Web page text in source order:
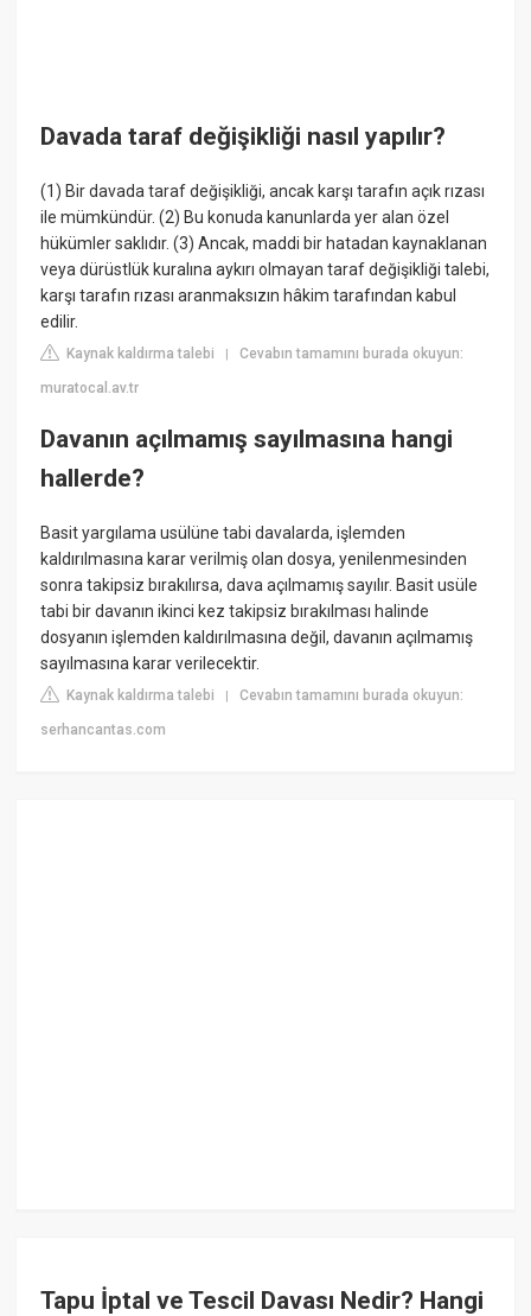
Davada taraf değişikliği nasıl yapılır?
(1) Bir davada taraf değişikliği, ancak karşı tarafın açık rızası
ile mümkündür. (2) Bu konuda kanunlarda yer alan özel
hükümler saklıdır. (3) Ancak, maddi bir hatadan kaynaklanan
veya dürüstlük kuralına aykırı olmayan taraf değişikliği talebi,
karşı tarafın rızası aranmaksızın hâkim tarafından kabul
edilir.
Kaynak kaldırma talebi |Cevabın tamamını burada okuyun:
muratocal.av.tr
Davanın açılmamış sayılmasına hangi
hallerde?
Basit yargılama usülüne tabi davalarda, işlemden
kaldırılmasına karar verilmiş olan dosya, yenilenmesinden
sonra takipsiz bırakılırsa, dava açılmamış sayılır. Basit usüle
tabi bir davanın ikinci kez takipsiz bırakılması halinde
dosyanın işlemden kaldırılmasına değil, davanın açılmamış
sayılmasına karar verilecektir.
Kaynak kaldırma talebi |Cevabın tamamını burada okuyun:
serhancantas.com
Tapu İptal ve Tescil Davası Nedir? Hangi